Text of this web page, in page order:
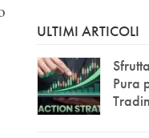
ULTIMI ARTICOLI
Pura